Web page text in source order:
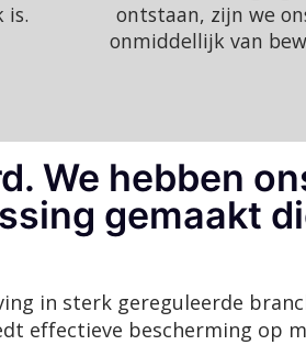
is.
ontstaan, zijn we
onmiddellijk van
We hebben
gemaakt
in sterk gereguleerde
effectieve bescherming op